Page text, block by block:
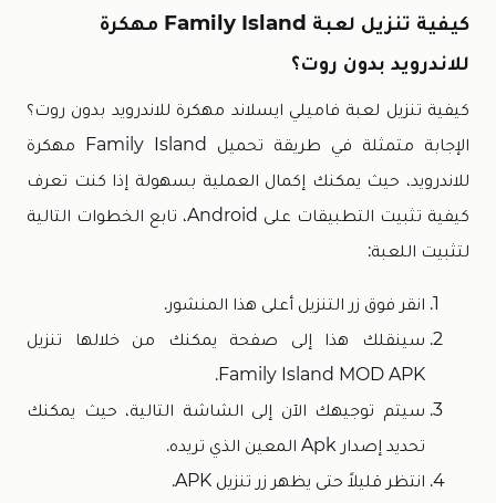
كيفية تنزيل لعبة Family Island مهكرة
للاندرويد بدون روت؟
كيفية تنزيل لعبة فاميلي ايسلاند مهكرة للاندرويد بدون روت؟
الإجابة متمثلة في طريقة تحميل Family Island مهكرة
للاندرويد، حيث يمكنك إكمال العملية بسهولة إذا كنت تعرف
كيفية تثبيت التطبيقات على Android، تابع الخطوات التالية
لتثبيت اللعبة:
انقر فوق زر التنزيل أعلى هذا المنشور.
سينقلك هذا إلى صفحة يمكنك من خلالها تنزيل
Family Island MOD APK.
سيتم توجيهك الآن إلى الشاشة التالية، حيث يمكنك
تحديد إصدار Apk المعين الذي تريده.
انتظر قليلاً حتى يظهر زر تنزيل APK.